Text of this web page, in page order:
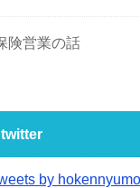
険営業の話
twitter
by